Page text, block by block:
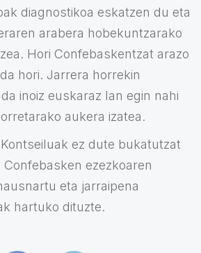
diagnostikoa eskatzen du eta
arabera hobekuntzarako
Hori Confebaskentzat arazo
hori. Jarrera horrekin
inoiz euskaraz lan egin nahi
aukera izatea.
ez dute bukatutzat
ezezkoaren
eta jarraipena
hartuko dituzte.